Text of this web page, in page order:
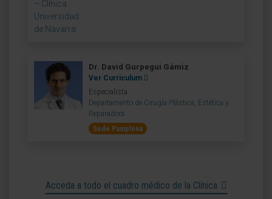
Dr. David Gurpegui Gámiz
Ver Curriculum
Especialista
Departamento de Cirugía Plástica, Estética y
Reparadora
Sede Pamplona
Acceda a todo el cuadro médico de la Clínica